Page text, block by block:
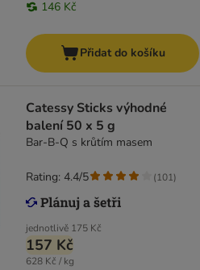
146 Kč
Přidat do košíku
Catessy Sticks výhodné
balení 50 x 5 g
Bar-B-Q s krůtím masem
jednotlivě 175 Kč
157 Kč
628 Kč / kg
Rating: 4.4/5 (101)